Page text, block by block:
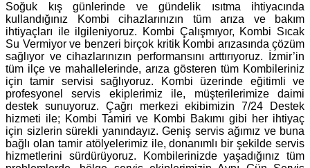
Soğuk kış günlerinde ve gündelik ısıtma ihtiyacında
kullandığınız Kombi cihazlarınızın tüm arıza ve bakım
ihtiyaçları ile ilgileniyoruz. Kombi Çalışmıyor, Kombi Sıcak
Su Vermiyor ve benzeri birçok kritik Kombi arızasında çözüm
sağlıyor ve cihazlarınızın performansını arttırıyoruz. İzmir’in
tüm ilçe ve mahallelerinde, arıza gösteren tüm Kombileriniz
için tamir servisi sağlıyoruz. Kombi üzerinde eğitimli ve
profesyonel servis ekiplerimiz ile, müşterilerimize daimi
destek sunuyoruz. Çağrı merkezi ekibimizin 7/24 Destek
hizmeti ile; Kombi Tamiri ve Kombi Bakımı gibi her ihtiyaç
için sizlerin sürekli yanındayız. Geniş servis ağımız ve buna
bağlı olan tamir atölyelerimiz ile, donanımlı bir şekilde servis
hizmetlerini sürdürüyoruz. Kombilerinizde yaşadığınız tüm